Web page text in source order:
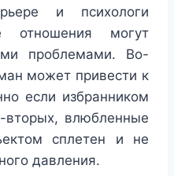
и психологи
отношения могут
проблемами. Во-
может привести к
если избранником
вторых, влюбленные
сплетен и не
давления.